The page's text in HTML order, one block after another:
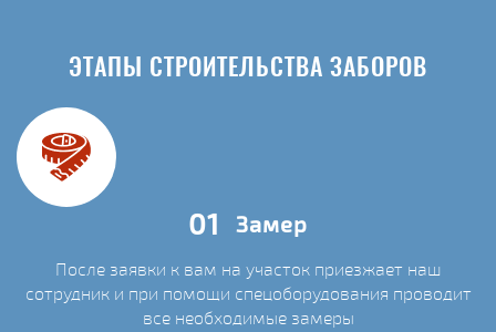
ЭТАПЫ СТРОИТЕЛЬСТВА ЗАБОРОВ
01 Замер
После заявки к вам на участок приезжает наш
сотрудник и при помощи спецоборудования проводит
все необходимые замеры